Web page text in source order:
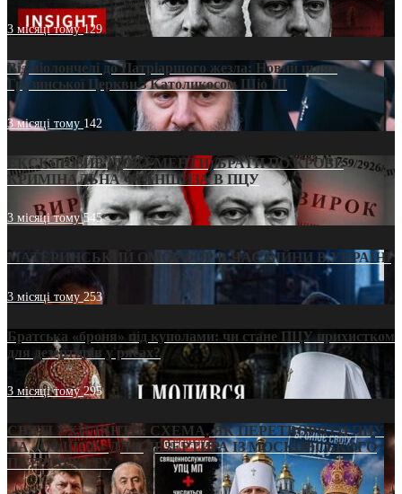
3 місяці тому129
Від віолончелі до Патріаршого жезла: Новий шлях
Грузинської Церкви з Католикосом Шіо III
3 місяці тому 142
ЕКСКЛЮЗИВ (ДОКУМЕНТИ)/БРАТИ ПО КРОВІ:
КРИМІНАЛЬНА ФРАНШИЗА В ПЦУ
3 місяці тому545
МАТЕРИНСЬКИЙ ОМОРФОР В ЧАС ВІЙНИ В УКРАЇНІ
3 місяці тому253
Братська «броня» під куполами: чи стане ПЦУ прихистком
для дезертирів у рясах?
3 місяці тому295
СВЯТІ УХИЛЯНТИ: СХЕМА, ЯК ПЕРЕТВОРИТИ ПЦУ
НА «ОФШОР» ДЛЯ ДЕЗЕРТИРА ІЗ МОСКОВСЬКОГО
ПАТРІАРХАТУ